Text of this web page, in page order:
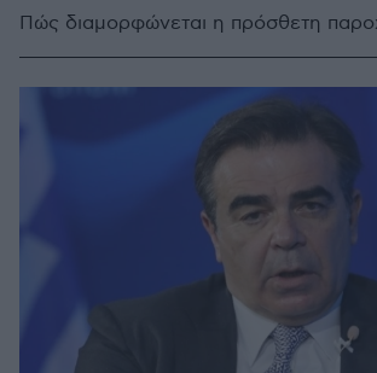
Πώς διαμορφώνεται η πρόσθετη